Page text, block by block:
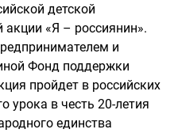
детской
акции «Я – россиянин».
и
Фонд поддержки
пройдет в российских
урока в честь 20-летия
единства